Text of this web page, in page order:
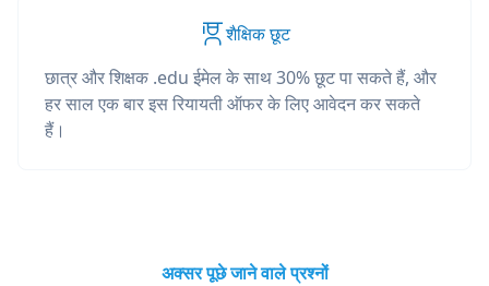
शैक्षिक छूट
छात्र और शिक्षक .edu ईमेल के साथ 30% छूट पा सकते हैं, और
हर साल एक बार इस रियायती ऑफर के लिए आवेदन कर सकते
हैं।
अक्सर पूछे जाने वाले प्रश्नों